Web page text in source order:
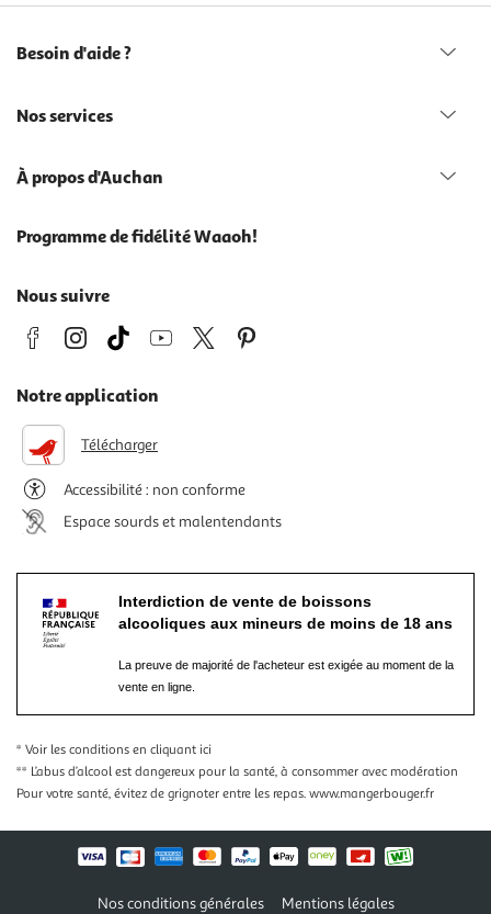
Besoin d'aide ?
Nos services
À propos d'Auchan
Programme de fidélité Waaoh!
Nous suivre
Notre application
Télécharger
Accessibilité : non conforme
Espace sourds et malentendants
Interdiction de vente de boissons
alcooliques aux mineurs de moins de 18 ans
La preuve de majorité de l'acheteur est exigée au moment de la
vente en ligne.
* Voir les conditions en cliquant ici
** L’abus d’alcool est dangereux pour la santé, à consommer avec modération
Pour votre santé, évitez de grignoter entre les repas. www.mangerbouger.fr
Nos conditions générales Mentions légales